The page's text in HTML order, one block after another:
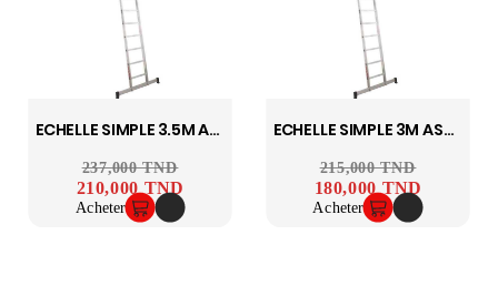
ECHELLE SIMPLE 3.5M ASCADA
Prix ​​habituel
237,000 TNDPrix
210,000 TND
Acheter
ECHELLE SIMPLE 3M ASCADA
Prix ​​habituel
215,000 TNDPrix
180,000 TND
Acheter